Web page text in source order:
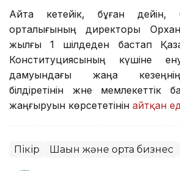
Айта кетейік, бұған дейін,
орталығының директоры
жылғы 1 шілдеден бастап
Конституциясының күшіне
дамуындағы жаңа
білдіретінін және мемлекеттік
жаңғыруын көрсететінін айтқан
Пікір Шағын және орта бизнес